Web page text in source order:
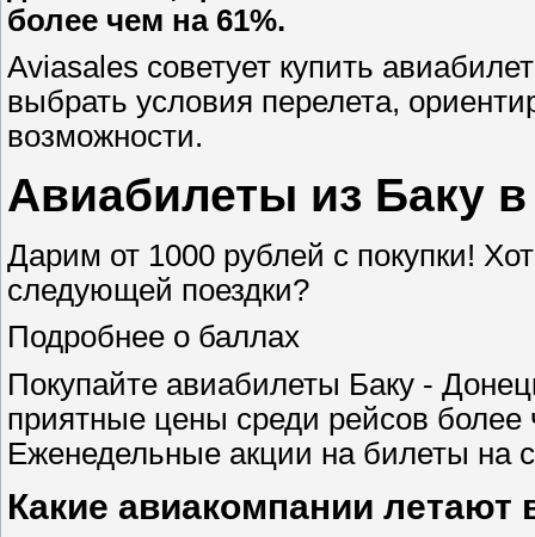
более чем на 61%.
Aviasales советует купить
выбрать условия перелета,
возможности.
Авиабилеты из Баку
Дарим от 1000 рублей с покупки!
следующей поездки?
Подробнее о баллах
Покупайте авиабилеты Баку -
приятные цены среди рейсов
Еженедельные акции на билеты на
Какие авиакомпании летают